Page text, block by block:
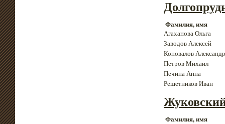
Фамилия, имя
Агаханова Ольга
Заводов Алексей
Коновалов Александр
Петров Михаил
Печина Анна
Решетников Иван
Фамилия, имя